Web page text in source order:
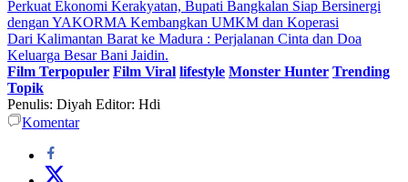
Perkuat Ekonomi Kerakyatan, Bupati Bangkalan Siap Bersinergi
dengan YAKORMA Kembangkan UMKM dan Koperasi
Dari Kalimantan Barat ke Madura : Perjalanan Cinta dan Doa
Keluarga Besar Bani Jaidin.
Film Terpopuler Film Viral lifestyle Monster Hunter Trending
Topik
Penulis: Diyah Editor: Hdi
Komentar